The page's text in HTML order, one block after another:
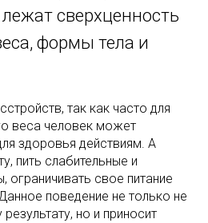
сверхценность
формы тела и
так как часто для
веса человек может
здоровья действиям. А
пить слабительные и
ограничивать свое питание
поведение не только не
но и приносит